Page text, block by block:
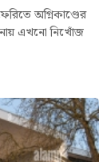
অগ্নিকাণ্ডের
এখনো নিখোঁজ